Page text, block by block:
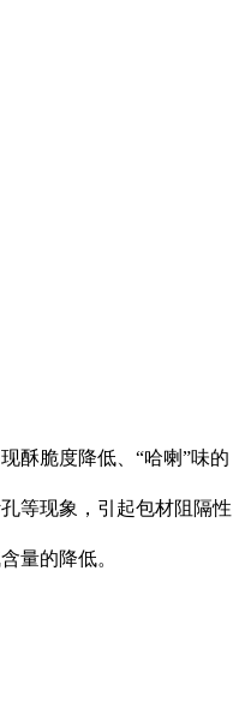
酥脆度降低、“哈喇”味的
等现象，引起包材阻隔性
量的降低。